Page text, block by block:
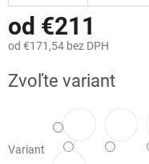
od €211
od €171,54 bez DPH
cena:
Zvoľte variant
Variant